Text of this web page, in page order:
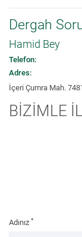
Dergah
Hamid Bey
Telefon:
Adres:
İçeri Çumra Mah.
BİZİMLE
Adınız *